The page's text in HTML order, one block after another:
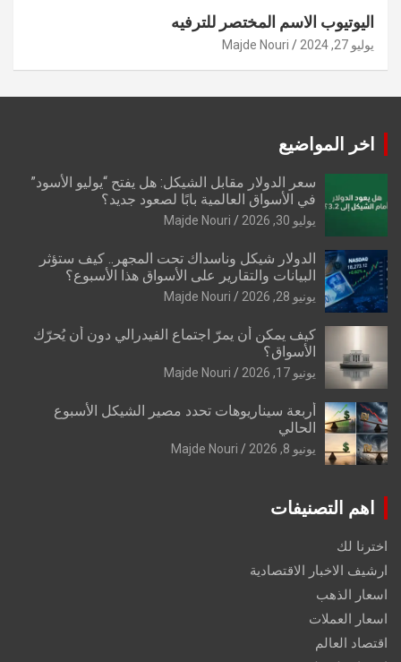
اليوتيوب الاسم المختصر للترفيه
يوليو 27, 2024 Majde Nouri
اخر المواضيع
سعر الدولار مقابل الشيكل: هل يفتح “يوليو الأسود”
في الأسواق العالمية بابًا لصعود جديد؟
يوليو 30, 2026 Majde Nouri
الدولار شيكل وناسداك تحت المجهر.. كيف ستؤثر
البيانات والتقارير على الأسواق هذا الأسبوع؟
يونيو 28, 2026 Majde Nouri
كيف يمكن أن يمرّ اجتماع الفيدرالي دون أن يُحرّك
الأسواق؟
يونيو 17, 2026 Majde Nouri
أربعة سيناريوهات تحدد مصير الشيكل الأسبوع
الحالي
يونيو 8, 2026 Majde Nouri
اهم التصنيفات
اخترنا لك
ارشيف الاخبار الاقتصادية
اسعار الذهب
اسعار العملات
اقتصاد العالم